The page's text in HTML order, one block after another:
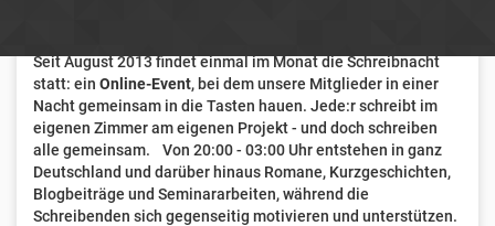
Seit August 2013 findet einmal im Monat die Schreibnacht
statt: ein Online-Event, bei dem unsere Mitglieder in einer
Nacht gemeinsam in die Tasten hauen. Jede:r schreibt im
eigenen Zimmer am eigenen Projekt - und doch schreiben
alle gemeinsam. Von 20:00 - 03:00 Uhr entstehen in ganz
Deutschland und darüber hinaus Romane, Kurzgeschichten,
Blogbeiträge und Seminararbeiten, während die
Schreibenden sich gegenseitig motivieren und unterstützen.